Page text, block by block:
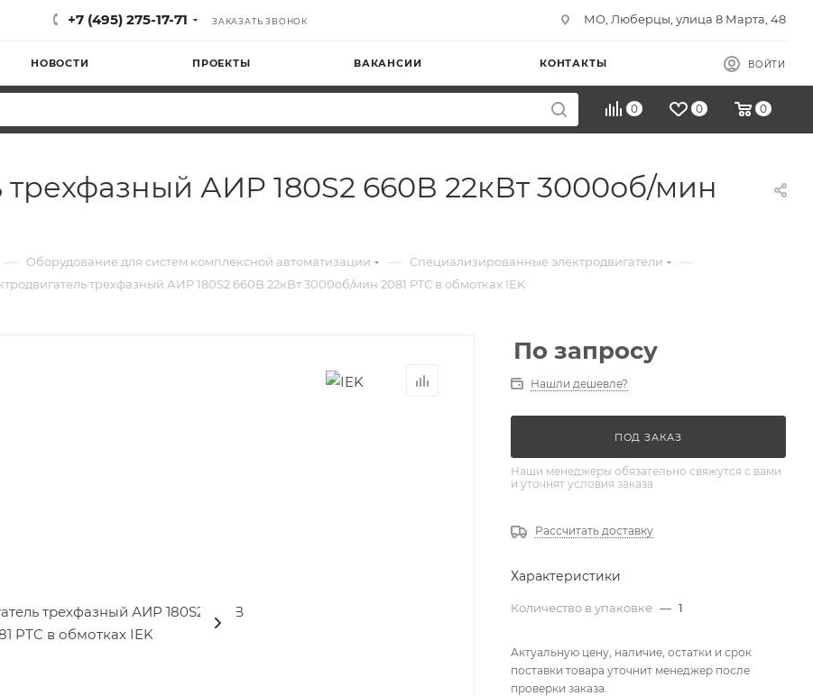
+7 (495) 275-17-71 ЗАКАЗАТЬ ЗВОНОК МО, Люберцы, улица 8 Марта, 48
НОВОСТИ ПРОЕКТЫ ВАКАНСИИ КОНТАКТЫ ВОЙТИ
0 0 0
трехфазный АИР 180S2 660В 22кВт 3000об/мин
— Оборудование для систем комплексной автоматизации — Специализированные электродвигатели —
трехфазный АИР 180S2 660В 22кВт 3000об/мин 2081 PTC в обмотках IEK
По запросу
Нашли дешевле?
ПОД ЗАКАЗ
Наши менеджеры обязательно свяжутся с вами
и уточнят условия заказа
Рассчитать доставку
Характеристики
Количество в упаковке — 1
Актуальную цену, наличие, остатки и срок
поставки товара уточнит менеджер после
проверки заказа.